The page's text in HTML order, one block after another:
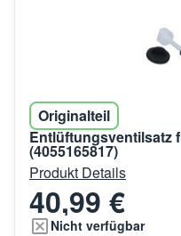
Originalteil
Entlüftungsventilsatz
(4055165817)
Produkt Details
40,99 €
Nicht verfügbar